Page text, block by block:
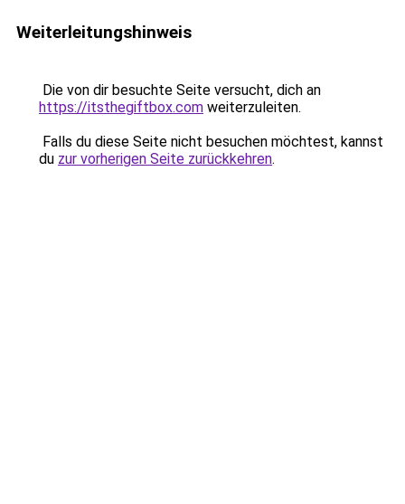
Weiterleitungshinweis
Die von dir besuchte Seite versucht, dich an
https://itsthegiftbox.com weiterzuleiten.
Falls du diese Seite nicht besuchen möchtest, kannst
du zur vorherigen Seite zurückkehren.